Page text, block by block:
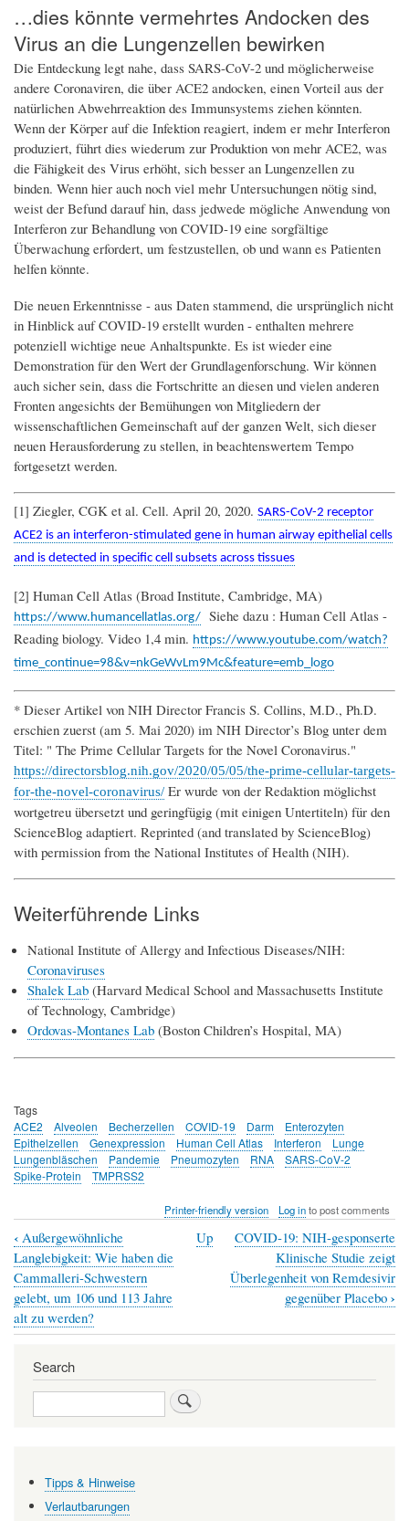
…dies könnte vermehrtes Andocken des
Virus an die Lungenzellen bewirken
Die Entdeckung legt nahe, dass SARS-CoV-2 und möglicherweise
andere Coronaviren, die über ACE2 andocken, einen Vorteil aus der
natürlichen Abwehrreaktion des Immunsystems ziehen könnten.
Wenn der Körper auf die Infektion reagiert, indem er mehr Interferon
produziert, führt dies wiederum zur Produktion von mehr ACE2, was
die Fähigkeit des Virus erhöht, sich besser an Lungenzellen zu
binden. Wenn hier auch noch viel mehr Untersuchungen nötig sind,
weist der Befund darauf hin, dass jedwede mögliche Anwendung von
Interferon zur Behandlung von COVID-19 eine sorgfältige
Überwachung erfordert, um festzustellen, ob und wann es Patienten
helfen könnte.
Die neuen Erkenntnisse - aus Daten stammend, die ursprünglich nicht
in Hinblick auf COVID-19 erstellt wurden - enthalten mehrere
potenziell wichtige neue Anhaltspunkte. Es ist wieder eine
Demonstration für den Wert der Grundlagenforschung. Wir können
auch sicher sein, dass die Fortschritte an diesen und vielen anderen
Fronten angesichts der Bemühungen von Mitgliedern der
wissenschaftlichen Gemeinschaft auf der ganzen Welt, sich dieser
neuen Herausforderung zu stellen, in beachtenswertem Tempo
fortgesetzt werden.
[1] Ziegler, CGK et al. Cell. April 20, 2020. SARS-CoV-2 receptor
ACE2 is an interferon-stimulated gene in human airway epithelial cells
and is detected in specific cell subsets across tissues
[2] Human Cell Atlas (Broad Institute, Cambridge, MA)
https://www.humancellatlas.org/ Siehe dazu : Human Cell Atlas -
Reading biology. Video 1,4 min. https://www.youtube.com/watch?
time_continue=98&v=nkGeWvLm9Mc&feature=emb_logo
* Dieser Artikel von NIH Director Francis S. Collins, M.D., Ph.D.
erschien zuerst (am 5. Mai 2020) im NIH Director’s Blog unter dem
Titel: " The Prime Cellular Targets for the Novel Coronavirus."
https://directorsblog.nih.gov/2020/05/05/the-prime-cellular-targets-
for-the-novel-coronavirus/ Er wurde von der Redaktion möglichst
wortgetreu übersetzt und geringfügig (mit einigen Untertiteln) für den
ScienceBlog adaptiert. Reprinted (and translated by ScienceBlog)
with permission from the National Institutes of Health (NIH).
Weiterführende Links
National Institute of Allergy and Infectious Diseases/NIH:
Coronaviruses
Shalek Lab (Harvard Medical School and Massachusetts Institute
of Technology, Cambridge)
Ordovas-Montanes Lab (Boston Children’s Hospital, MA)
Tags
ACE2
Alveolen Becherzellen COVID-19 Darm
Enterozyten
Epithelzellen
Genexpression Human Cell Atlas Interferon
Lunge
Lungenbläschen
Pandemie Pneumozyten RNA
SARS-CoV-2
Spike-Protein
TMPRSS2
Printer-friendly version Log into post comments
Book
traversal
links
for
Die
wichtigsten
zellulären
das
‹ Außergewöhnliche
Langlebigkeit: Wie haben die
Cammalleri-Schwestern
gelebt, um 106 und 113 Jahre
alt zu werden?
Up
COVID-19: NIH-gesponserte
Klinische Studie zeigt
Überlegenheit von Remdesivir
gegenüber Placebo ›
Search
Search
Tipps & Hinweise
Verlautbarungen